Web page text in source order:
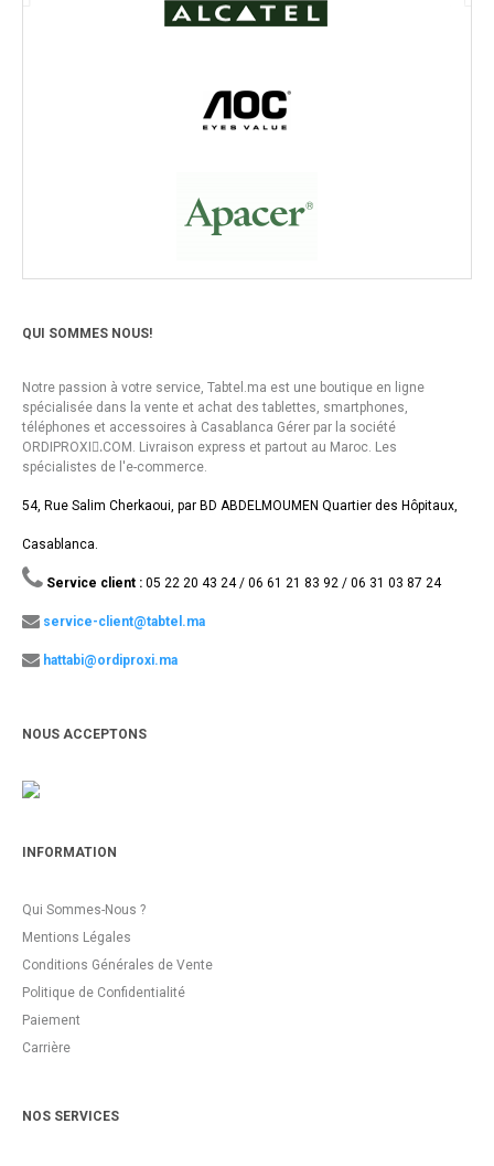
QUI SOMMES NOUS!
Notre passion à votre service, Tabtel.ma est une boutique en ligne
spécialisée dans la vente et achat des tablettes, smartphones,
téléphones et accessoires à Casablanca Gérer par la société
ORDIPROXI.ِCOM. Livraison express et partout au Maroc. Les
spécialistes de l'e-commerce.
54, Rue Salim Cherkaoui, par BD ABDELMOUMEN Quartier des Hôpitaux,
Casablanca.
Service client : 05 22 20 43 24 / 06 61 21 83 92 / 06 31 03 87 24
service-client@tabtel.ma
hattabi@ordiproxi.ma
NOUS ACCEPTONS
INFORMATION
Qui Sommes-Nous ?
Mentions Légales
Conditions Générales de Vente
Politique de Confidentialité
Paiement
Carrière
NOS SERVICES